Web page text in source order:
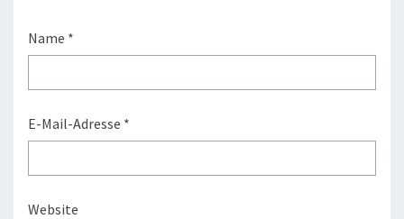
Name *
E-Mail-Adresse *
Website